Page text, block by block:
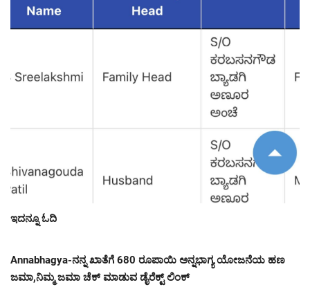
ಇದನ್ನೂ ಓದಿ
Annabhagya-ನನ್ನ ಖಾತೆಗೆ 680 ರೂಪಾಯಿ ಅನ್ನಭಾಗ್ಯ ಯೋಜನೆಯ ಹಣ
ಜಮಾ,ನಿಮ್ಮ ಜಮಾ ಚೆಕ್ ಮಾಡುವ ಡೈರೆಕ್ಟ್ ಲಿಂಕ್